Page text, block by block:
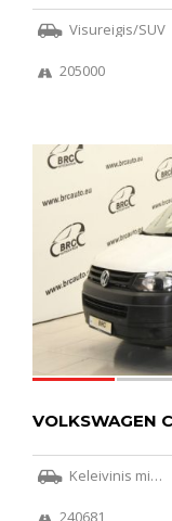
Visureigis/SUV
205000
36
VOLKSWAGEN
Keleivinis mikroautobusas
240681